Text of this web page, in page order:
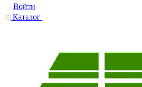
Войти
Каталог